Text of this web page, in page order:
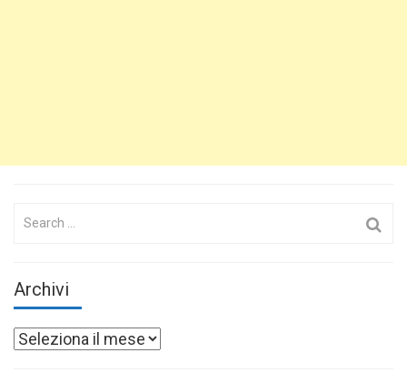
Search
Archivi
Archivi